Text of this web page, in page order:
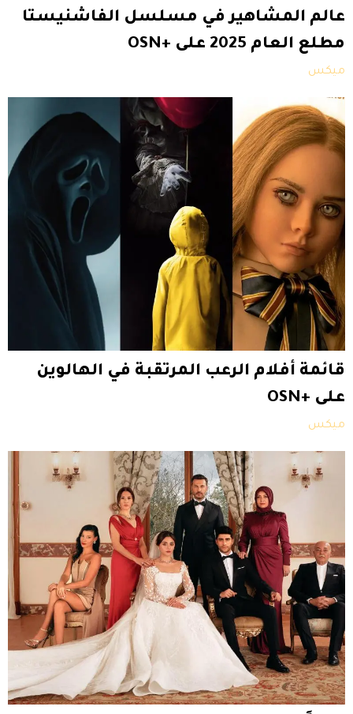
عالم المشاهير في مسلسل الفاشنيستا
مطلع العام 2025 على +OSN
ميكس
قائمة أفلام الرعب المرتقبة في الهالوين
على +OSN
ميكس